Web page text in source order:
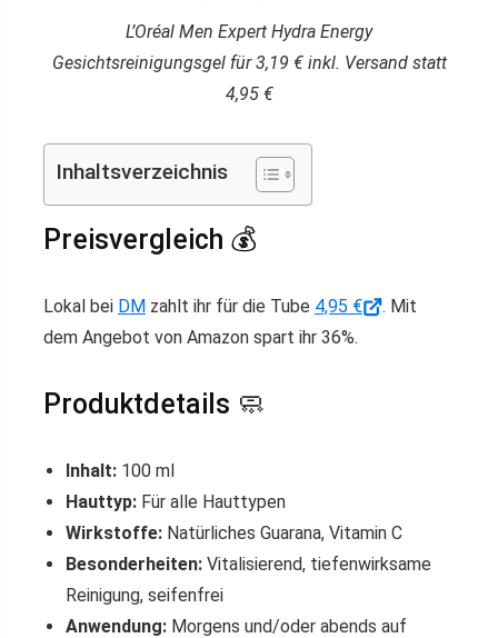
L’Oréal Men Expert Hydra Energy
Gesichtsreinigungsgel für 3,19 € inkl. Versand statt
4,95 €
Inhaltsverzeichnis
Preisvergleich 💰
Lokal bei DM zahlt ihr für die Tube 4,95 €
. Mit
dem Angebot von Amazon spart ihr 36%.
Produktdetails 🧼
Inhalt: 100 ml
Hauttyp: Für alle Hauttypen
Wirkstoffe: Natürliches Guarana, Vitamin C
Besonderheiten: Vitalisierend, tiefenwirksame
Reinigung, seifenfrei
Anwendung: Morgens und/oder abends auf